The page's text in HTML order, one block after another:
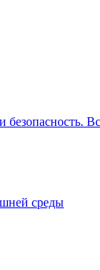
безопасность.
среды